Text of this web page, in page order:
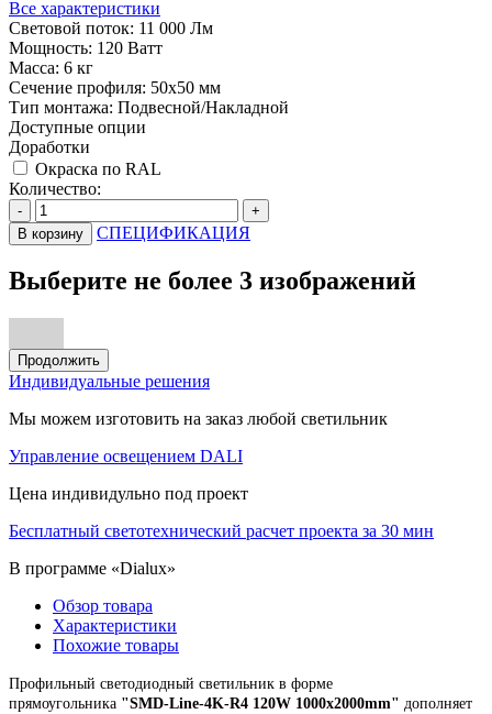
Все характеристики
Световой поток: 11 000 Лм
Мощность: 120 Ватт
Масса: 6 кг
Сечение профиля: 50х50 мм
Тип монтажа: Подвесной/Накладной
Доступные опции
Доработки
Окраска по RAL
Количество:
-
+
В корзину
СПЕЦИФИКАЦИЯ
Выберите не более 3 изображений
Продолжить
Индивидуальные решения
Мы можем изготовить на заказ любой светильник
Управление освещением DALI
Цена индивидульно под проект
Бесплатный светотехнический расчет проекта за 30 мин
В программе «Dialux»
Обзор товара
Характеристики
Похожие товары
Профильный светодиодный светильник в форме
прямоугольника "SMD-Line-4K-R4 120W 1000х2000mm" дополняет